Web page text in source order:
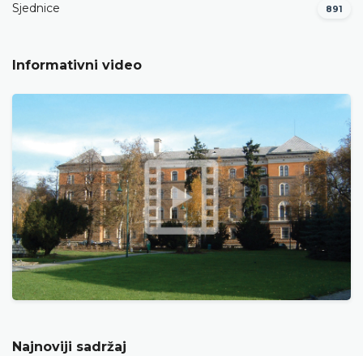
Sjednice 891
Informativni video
Najnoviji sadržaj